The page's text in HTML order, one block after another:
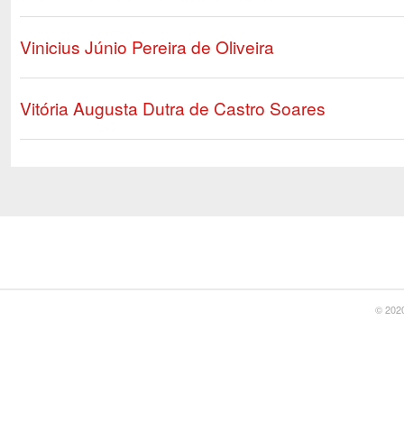
Vinicius Júnio Pereira de Oliveira
Vitória Augusta Dutra de Castro Soares
©